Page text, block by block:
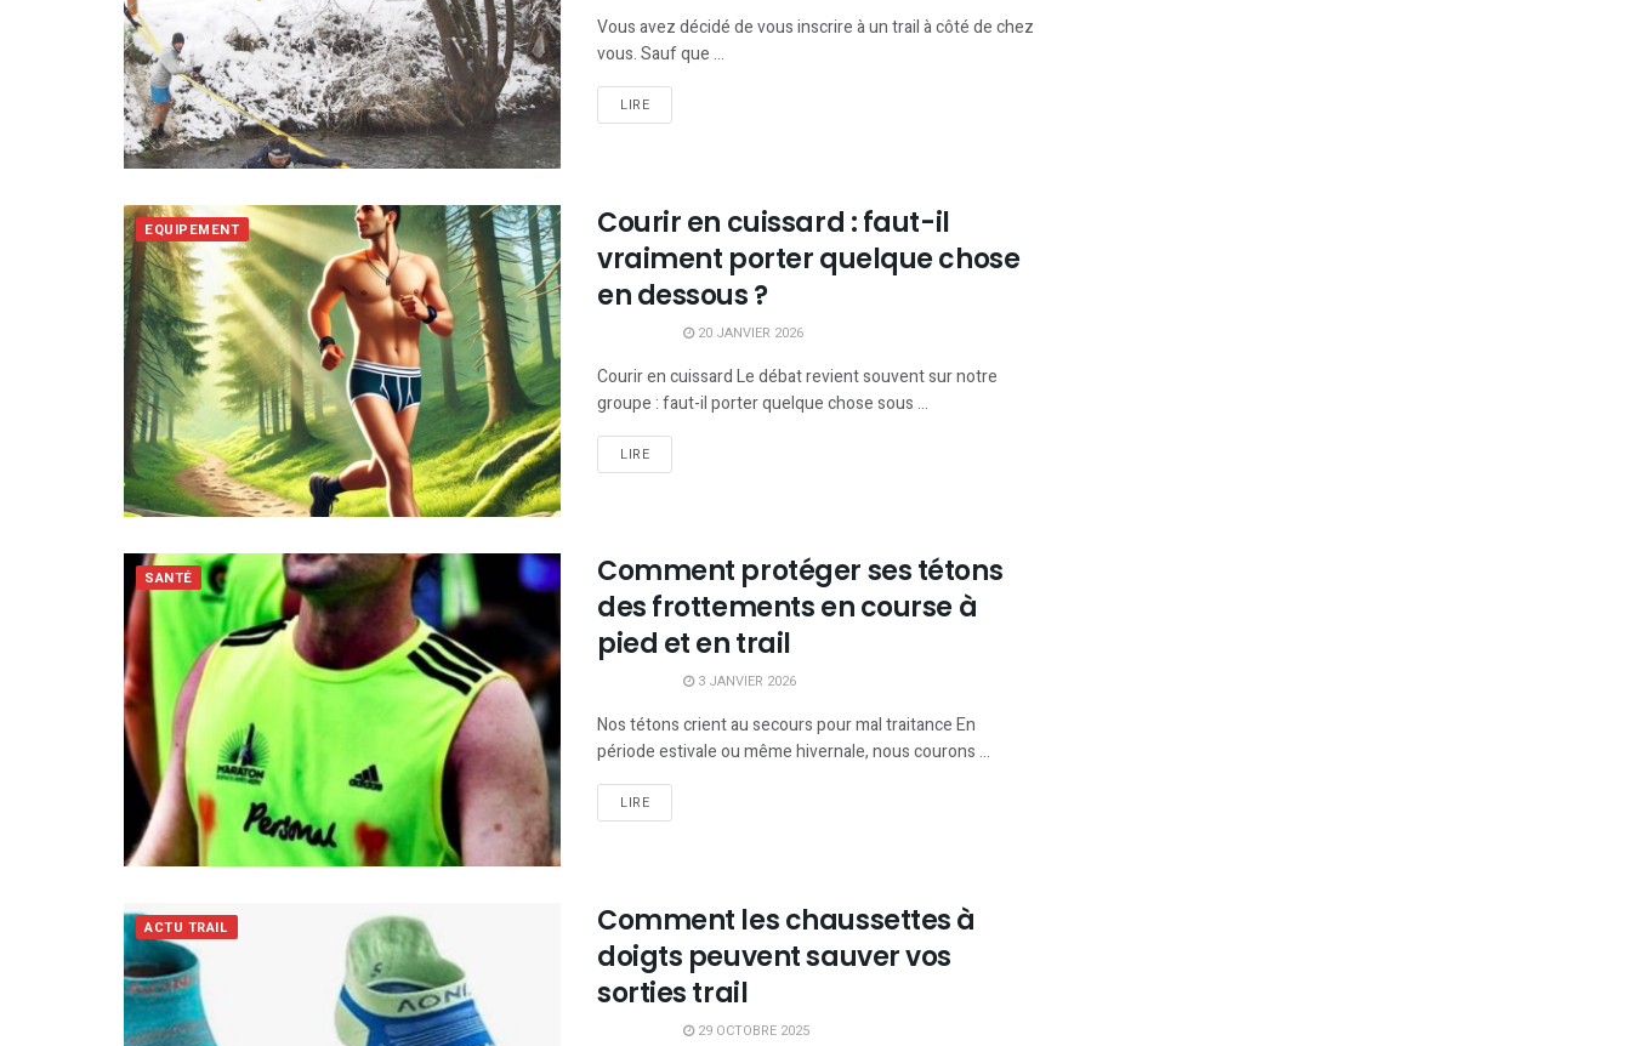
Vous avez décidé de vous inscrire à un trail à côté de chez
vous. Sauf que ...
LIRE
EQUIPEMENT
Courir en cuissard : faut-il
vraiment porter quelque chose
en dessous ?
20 JANVIER 2026
Courir en cuissard Le débat revient souvent sur notre
groupe : faut-il porter quelque chose sous ...
LIRE
SANTÉ
Comment protéger ses tétons
des frottements en course à
pied et en trail
3 JANVIER 2026
Nos tétons crient au secours pour mal traitance En
période estivale ou même hivernale, nous courons ...
LIRE
ACTU TRAIL
Comment les chaussettes à
doigts peuvent sauver vos
sorties trail
29 OCTOBRE 2025